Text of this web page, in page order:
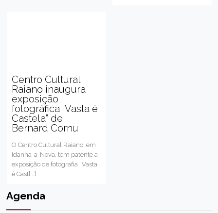
Centro Cultural
Raiano inaugura
exposição
fotográfica “Vasta é
Castela” de
Bernard Cornu
O Centro Cultural Raiano, em
Idanha-a-Nova, tem patente a
exposição de fotografia “Vasta
é Cast[...]
Agenda